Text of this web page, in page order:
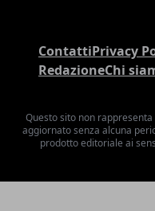
ContattiPrivacy
RedazioneChi
Questo sito non
aggiornato senza alcuna
prodotto editoriale ai